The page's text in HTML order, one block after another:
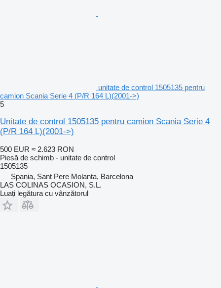
unitate de control 1505135 pentru
camion Scania Serie 4 (P/R 164 L)(2001->)
5
Unitate de control 1505135 pentru camion Scania Serie 4
(P/R 164 L)(2001->)
500 EUR ≈ 2.623 RON
Piesă de schimb - unitate de control
1505135
Spania, Sant Pere Molanta, Barcelona
LAS COLINAS OCASION, S.L.
Luați legătura cu vânzătorul